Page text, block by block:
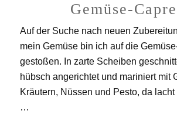
Gemüse-
Auf der Suche nach neuen
mein Gemüse bin ich auf die
gestoßen. In zarte Scheiben
hübsch angerichtet und mariniert mit
Kräutern, Nüssen und Pesto, da
…